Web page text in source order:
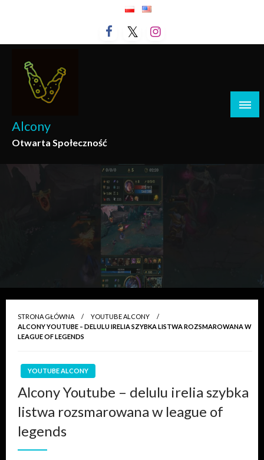
Alcony
Otwarta Społeczność
STRONA GŁÓWNA
YOUTUBE ALCONY
ALCONY YOUTUBE – DELULU IRELIA SZYBKA LISTWA ROZSMAROWANA W
LEAGUE OF LEGENDS
YOUTUBE ALCONY
Alcony Youtube – delulu irelia szybka
listwa rozsmarowana w league of
legends